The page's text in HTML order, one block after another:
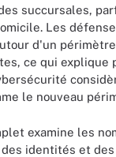
succursales,
Les
d'un
ce qui explique
le nouveau
examine les
identités et des